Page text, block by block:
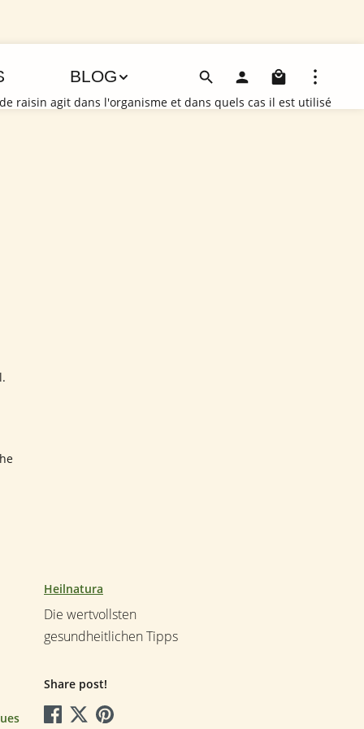
BLOG Le
raisin agit dans l'organisme et dans quels cas il est utilisé
Heilnatura
Die wertvollsten
gesundheitlichen Tipps
Share post!